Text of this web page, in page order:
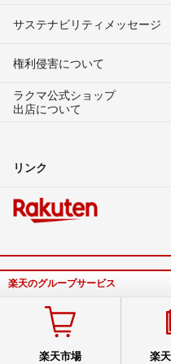
サステナビリティメッセージ
権利侵害について
ラクマ公式ショップ
出店について
リンク
楽天のグループサービス
楽天市場 楽